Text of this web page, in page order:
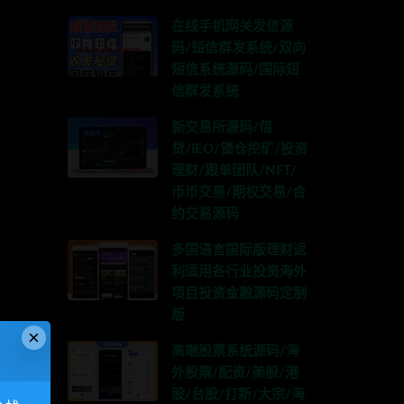
在线手机网关发信源
码/短信群发系统/双向
短信系统源码/国际短
信群发系统
新交易所源码/借
贷/IEO/锁仓挖矿/投资
理财/跟单团队/NFT/
币币交易/期权交易/合
约交易源码
多国语言国际版理财返
利适用各行业投资海外
项目投资金融源码定制
版
高端股票系统源码/海
外股票/配资/美股/港
股/台股/打新/大宗/海
×